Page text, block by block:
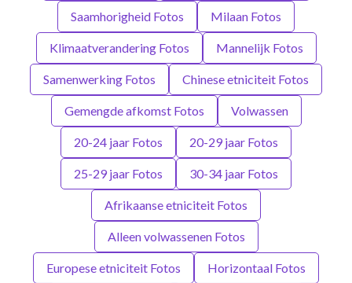
Saamhorigheid Fotos Milaan Fotos
Klimaatverandering Fotos Mannelijk Fotos
Samenwerking Fotos Chinese etniciteit Fotos
Gemengde afkomst Fotos Volwassen
20-24 jaar Fotos 20-29 jaar Fotos
25-29 jaar Fotos 30-34 jaar Fotos
Afrikaanse etniciteit Fotos
Alleen volwassenen Fotos
Europese etniciteit Fotos Horizontaal Fotos